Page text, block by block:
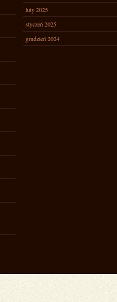
luty 2025
styczeń 2025
grudzień 2024